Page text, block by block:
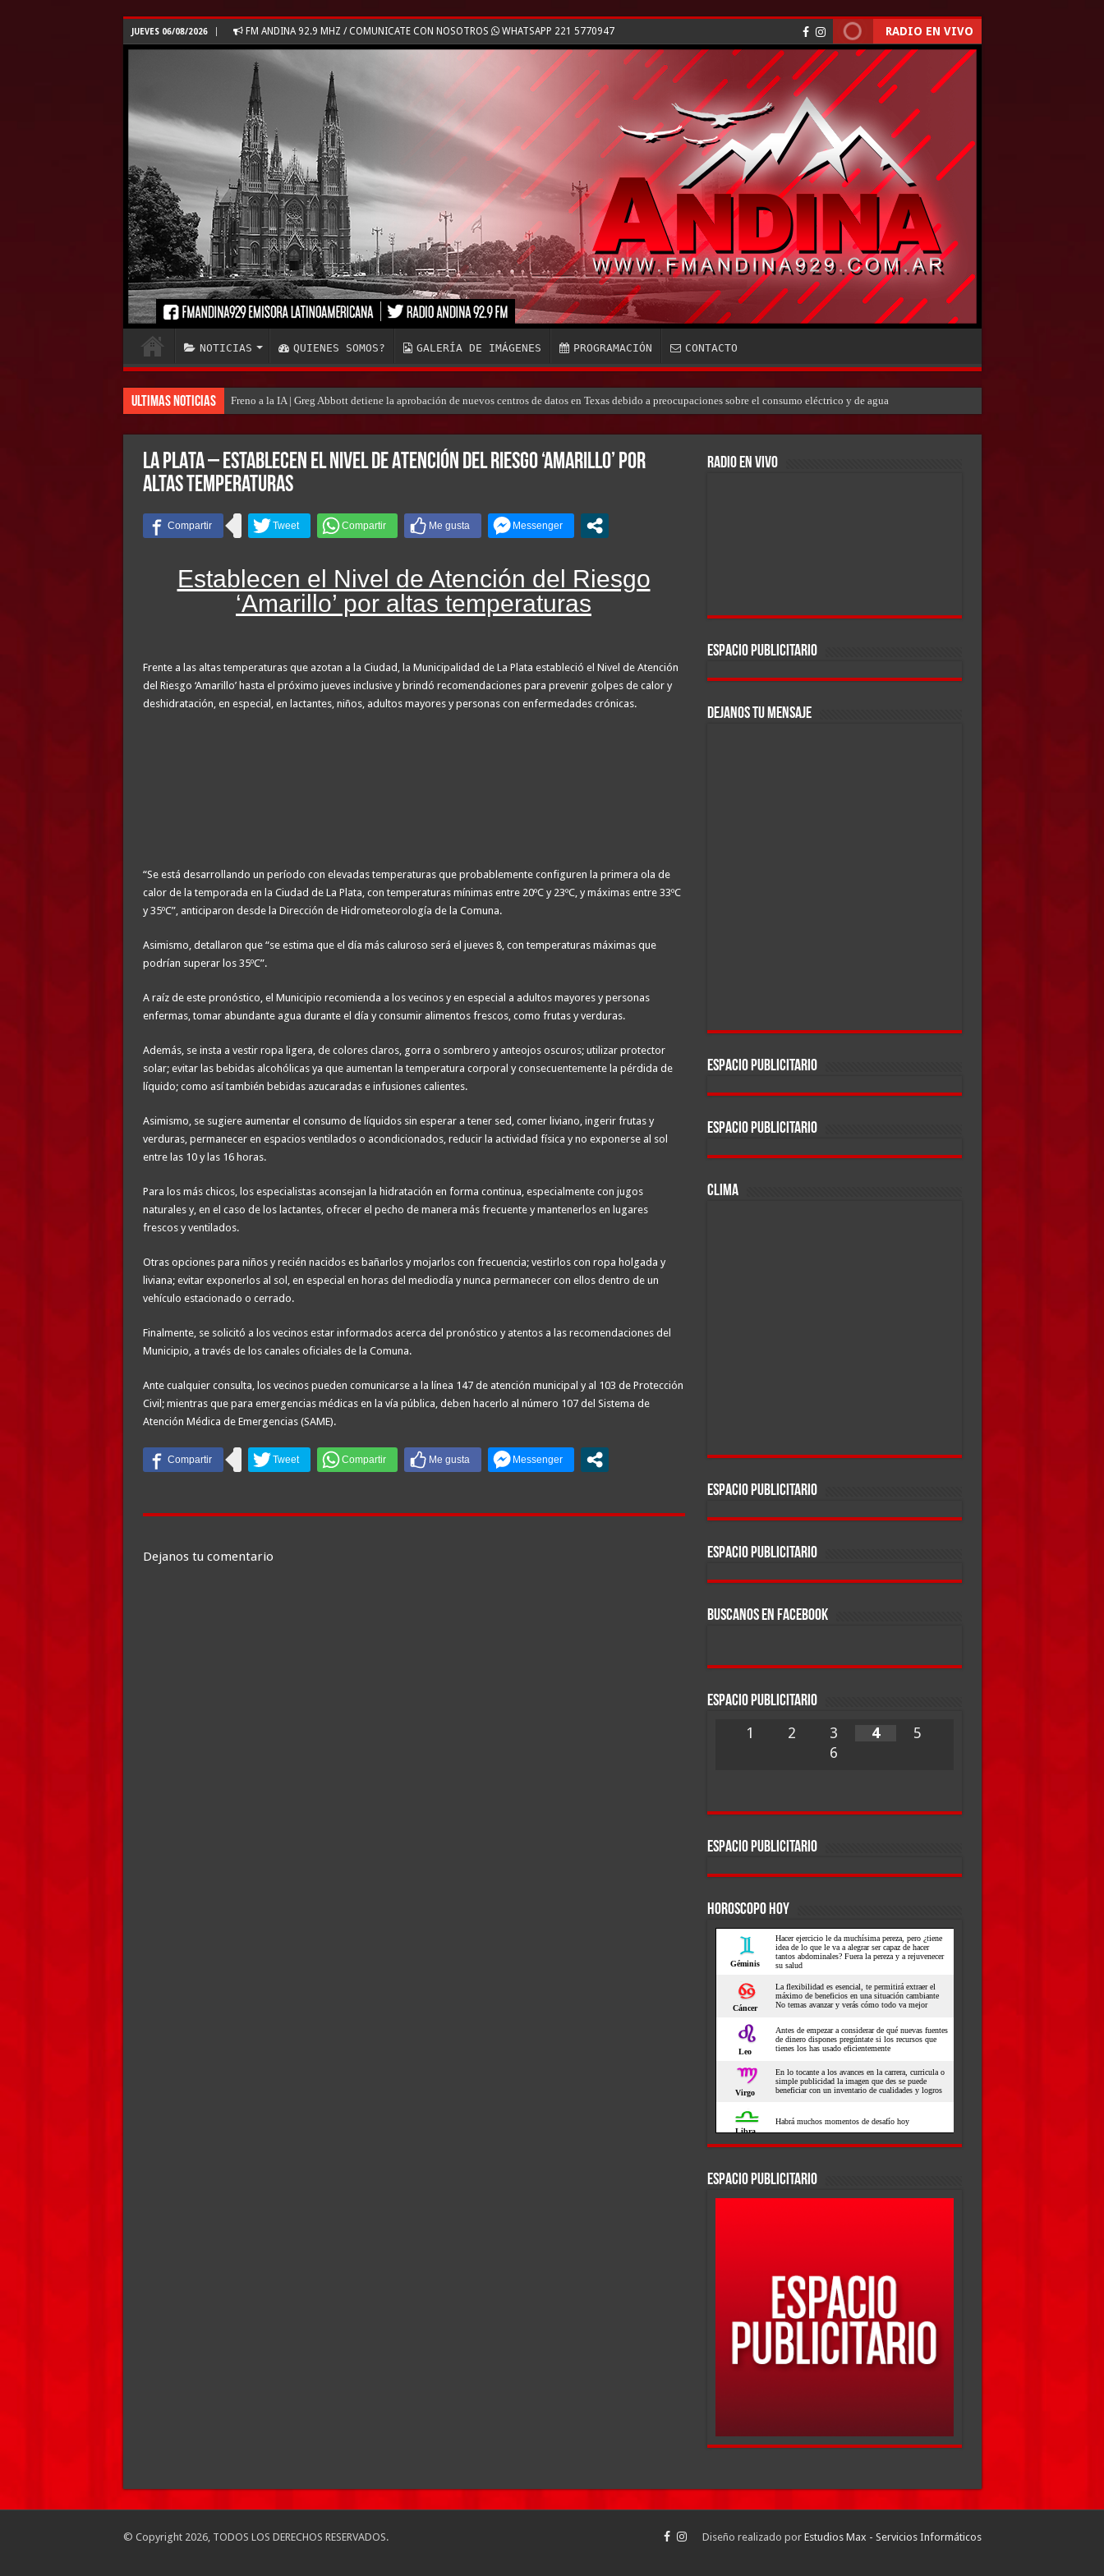
JUEVES 06/08/2026 FM ANDINA 92.9 MHZ / COMUNICATE CON NOSOTROS WHATSAPP 221 5770947 RADIO EN VIVO
NOTICIAS QUIENES SOMOS? GALERÍA DE IMÁGENES PROGRAMACIÓN CONTACTO
Ultimas Noticias Freno a la IA | Greg Abbott detiene la aprobación de nuevos centros de datos en Texas debido a preocupaciones sobre el consumo eléctrico y de agua
LA PLATA – Establecen el Nivel de Atención del Riesgo ‘Amarillo’ por
altas temperaturas
Establecen el Nivel de Atención del Riesgo
‘Amarillo’ por altas temperaturas
Frente a las altas temperaturas que azotan a la Ciudad, la Municipalidad de La Plata estableció el Nivel de Atención
del Riesgo ‘Amarillo’ hasta el próximo jueves inclusive y brindó recomendaciones para prevenir golpes de calor y
deshidratación, en especial, en lactantes, niños, adultos mayores y personas con enfermedades crónicas.
“Se está desarrollando un período con elevadas temperaturas que probablemente configuren la primera ola de
calor de la temporada en la Ciudad de La Plata, con temperaturas mínimas entre 20ºC y 23ºC, y máximas entre 33ºC
y 35ºC”, anticiparon desde la Dirección de Hidrometeorología de la Comuna.
Asimismo, detallaron que “se estima que el día más caluroso será el jueves 8, con temperaturas máximas que
podrían superar los 35ºC”.
A raíz de este pronóstico, el Municipio recomienda a los vecinos y en especial a adultos mayores y personas
enfermas, tomar abundante agua durante el día y consumir alimentos frescos, como frutas y verduras.
Además, se insta a vestir ropa ligera, de colores claros, gorra o sombrero y anteojos oscuros; utilizar protector
solar; evitar las bebidas alcohólicas ya que aumentan la temperatura corporal y consecuentemente la pérdida de
líquido; como así también bebidas azucaradas e infusiones calientes.
Asimismo, se sugiere aumentar el consumo de líquidos sin esperar a tener sed, comer liviano, ingerir frutas y
verduras, permanecer en espacios ventilados o acondicionados, reducir la actividad física y no exponerse al sol
entre las 10 y las 16 horas.
Para los más chicos, los especialistas aconsejan la hidratación en forma continua, especialmente con jugos
naturales y, en el caso de los lactantes, ofrecer el pecho de manera más frecuente y mantenerlos en lugares
frescos y ventilados.
Otras opciones para niños y recién nacidos es bañarlos y mojarlos con frecuencia; vestirlos con ropa holgada y
liviana; evitar exponerlos al sol, en especial en horas del mediodía y nunca permanecer con ellos dentro de un
vehículo estacionado o cerrado.
Finalmente, se solicitó a los vecinos estar informados acerca del pronóstico y atentos a las recomendaciones del
Municipio, a través de los canales oficiales de la Comuna.
Ante cualquier consulta, los vecinos pueden comunicarse a la línea 147 de atención municipal y al 103 de Protección
Civil; mientras que para emergencias médicas en la vía pública, deben hacerlo al número 107 del Sistema de
Atención Médica de Emergencias (SAME).
Dejanos tu comentario
RADIO EN VIVO
ESPACIO PUBLICITARIO
DEJANOS TU MENSAJE
ESPACIO PUBLICITARIO
ESPACIO PUBLICITARIO
CLIMA
ESPACIO PUBLICITARIO
ESPACIO PUBLICITARIO
BUSCANOS EN FACEBOOK
ESPACIO PUBLICITARIO
1 2 3 4
5
6
ESPACIO PUBLICITARIO
HOROSCOPO HOY
ESPACIO PUBLICITARIO
Diseño realizado por Estudios Max - Servicios Informáticos
© Copyright 2026, TODOS LOS DERECHOS RESERVADOS.